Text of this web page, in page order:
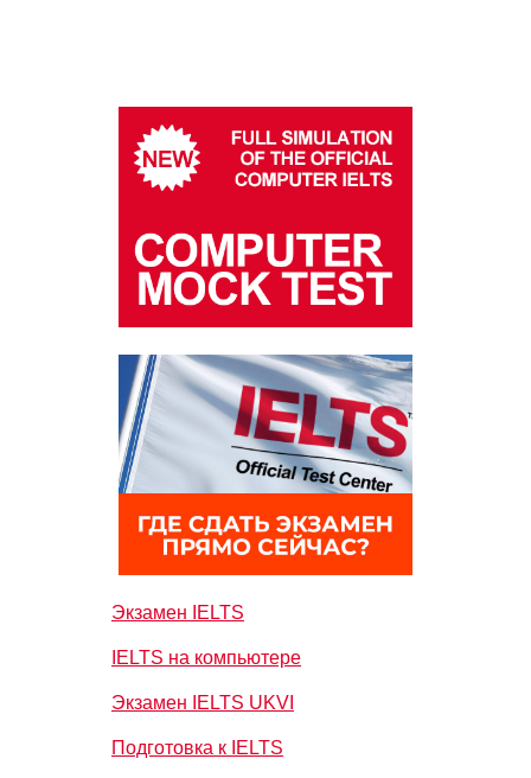
Экзамен IELTS
IELTS на компьютере
Экзамен IELTS UKVI
Подготовка к IELTS